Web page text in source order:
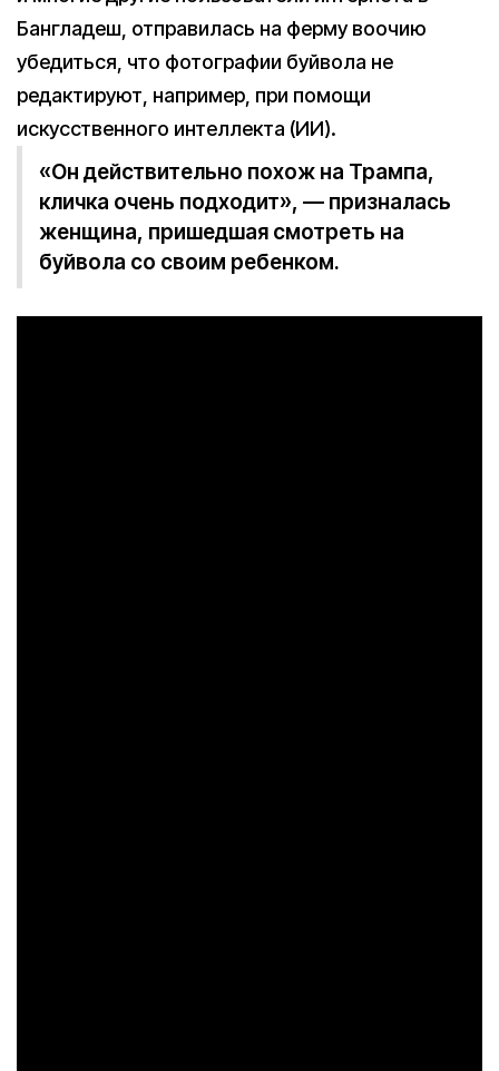
Бангладеш, отправилась на ферму воочию
убедиться, что фотографии буйвола не
редактируют, например, при помощи
искусственного интеллекта (ИИ).
«Он действительно похож на Трампа,
кличка очень подходит», — призналась
женщина, пришедшая смотреть на
буйвола со своим ребенком.